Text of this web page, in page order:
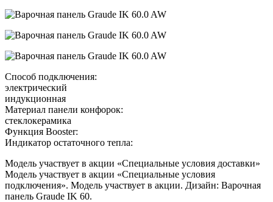
Способ подключения:
электрический
индукционная
Материал панели конфорок:
стеклокерамика
Функция Booster:
Индикатор остаточного тепла:
Модель участвует в акции «Специальные условия доставки»
Модель участвует в акции «Специальные условия
подключения». Модель участвует в акции. Дизайн: Варочная
панель Graude IK 60.